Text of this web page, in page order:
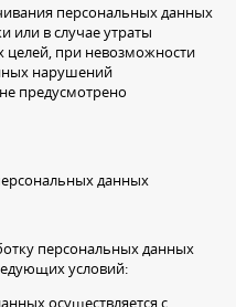
персональных данных
или в случае утраты
целей, при невозможности
нарушений
предусмотрено
данных
персональных данных
условий:
осуществляется с